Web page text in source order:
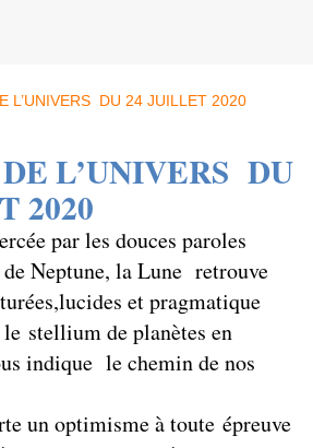
L’UNIVERS DU
2020
par les douces paroles
Neptune, la Lune retrouve
et pragmatique
stellium de planètes en
indique le chemin de nos
un optimisme à toute épreuve